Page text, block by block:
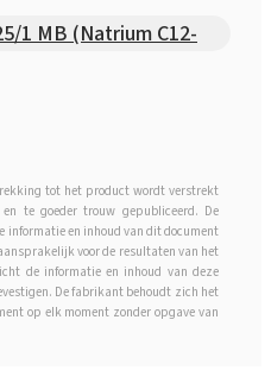
1 MB (Natrium C12-
tot het product wordt verstrekt
te goeder trouw gepubliceerd. De
en inhoud van dit document
voor de resultaten van het
de informatie en inhoud van deze
De fabrikant behoudt zich het
op elk moment zonder opgave van